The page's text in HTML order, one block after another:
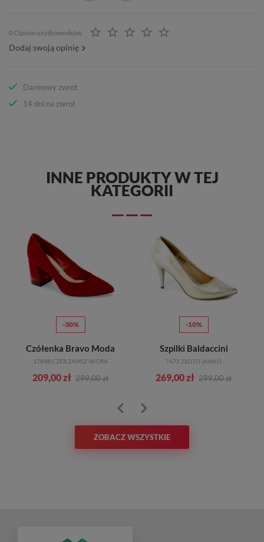
0 Opinie użytkowników
Dodaj swoją opinię
Darmowy zwrot
14 dni na zwrot
INNE PRODUKTY W TEJ
KATEGORII
-30%
Czółenka Bravo Moda
1789B CZER.ZAMSZ SKÓRA
209,00 zł 299,00 zł
-10%
Szpilki Baldaccini
7472 ZŁOTO JANKO
269,00 zł 299,00 zł
ZOBACZ WSZYSTKIE